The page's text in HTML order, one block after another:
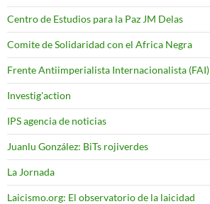
Centro de Estudios para la Paz JM Delas
Comite de Solidaridad con el Africa Negra
Frente Antiimperialista Internacionalista (FAI)
Investig'action
IPS agencia de noticias
Juanlu González: BiTs rojiverdes
La Jornada
Laicismo.org: El observatorio de la laicidad